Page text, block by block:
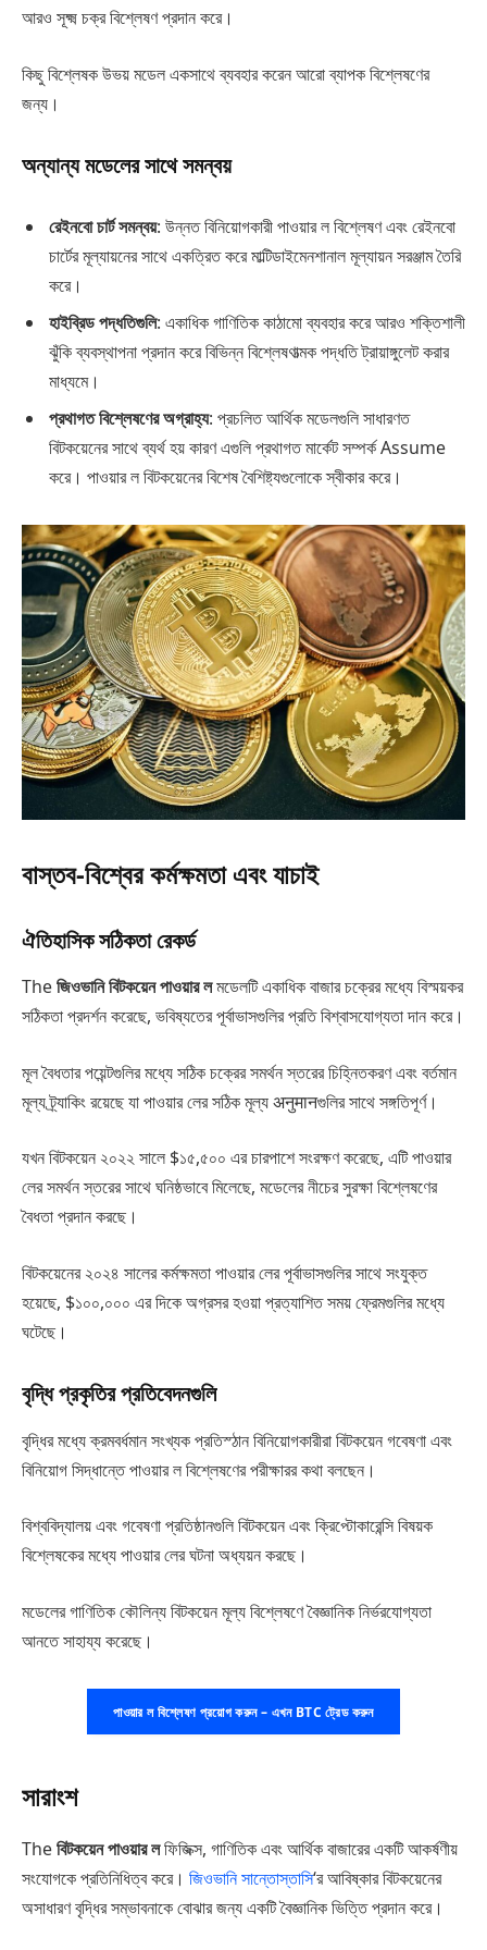
আরও সূক্ষ্ম চক্র বিশ্লেষণ প্রদান করে।
কিছু বিশ্লেষক উভয় মডেল একসাথে ব্যবহার করেন আরো ব্যাপক বিশ্লেষণের
জন্য।
অন্যান্য মডেলের সাথে সমন্বয়
রেইনবো চার্ট সমন্বয়: উন্নত বিনিয়োগকারী পাওয়ার ল বিশ্লেষণ এবং রেইনবো
চার্টের মূল্যায়নের সাথে একত্রিত করে মাল্টিডাইমেনশানাল মূল্যায়ন সরঞ্জাম তৈরি
করে।
হাইব্রিড পদ্ধতিগুলি: একাধিক গাণিতিক কাঠামো ব্যবহার করে আরও শক্তিশালী
ঝুঁকি ব্যবস্থাপনা প্রদান করে বিভিন্ন বিশ্লেষণাত্মক পদ্ধতি ট্রায়াঙ্গুলেট করার
মাধ্যমে।
প্রথাগত বিশ্লেষণের অগ্রাহ্য: প্রচলিত আর্থিক মডেলগুলি সাধারণত
বিটকয়েনের সাথে ব্যর্থ হয় কারণ এগুলি প্রথাগত মার্কেট সম্পর্ক Assume
করে। পাওয়ার ল বিটকয়েনের বিশেষ বৈশিষ্ট্যগুলোকে স্বীকার করে।
বাস্তব-বিশ্বের কর্মক্ষমতা এবং যাচাই
ঐতিহাসিক সঠিকতা রেকর্ড
Theজিওভানি বিটকয়েন পাওয়ার লমডেলটি একাধিক বাজার চক্রের মধ্যে বিস্ময়কর
সঠিকতা প্রদর্শন করেছে, ভবিষ্যতের পূর্বাভাসগুলির প্রতি বিশ্বাসযোগ্যতা দান করে।
মূল বৈধতার পয়েন্টগুলির মধ্যে সঠিক চক্রের সমর্থন স্তরের চিহ্নিতকরণ এবং বর্তমান
মূল্য ট্র্যাকিং রয়েছে যা পাওয়ার লের সঠিক মূল্য अनुमानগুলির সাথে সঙ্গতিপূর্ণ।
যখন বিটকয়েন ২০২২ সালে $১৫,৫০০ এর চারপাশে সংরক্ষণ করেছে, এটি পাওয়ার
লের সমর্থন স্তরের সাথে ঘনিষ্ঠভাবে মিলেছে, মডেলের নীচের সুরক্ষা বিশ্লেষণের
বৈধতা প্রদান করছে।
বিটকয়েনের ২০২৪ সালের কর্মক্ষমতা পাওয়ার লের পূর্বাভাসগুলির সাথে সংযুক্ত
হয়েছে, $১০০,০০০ এর দিকে অগ্রসর হওয়া প্রত্যাশিত সময় ফ্রেমগুলির মধ্যে
ঘটেছে।
বৃদ্ধি প্রকৃতির প্রতিবেদনগুলি
বৃদ্ধির মধ্যে ক্রমবর্ধমান সংখ্যক প্রতিস্ঠান বিনিয়োগকারীরা বিটকয়েন গবেষণা এবং
বিনিয়োগ সিদ্ধান্তে পাওয়ার ল বিশ্লেষণের পরীক্ষারর কথা বলছেন।
বিশ্ববিদ্যালয় এবং গবেষণা প্রতিষ্ঠানগুলি বিটকয়েন এবং ক্রিপ্টোকারেন্সি বিষয়ক
বিশ্লেষকের মধ্যে পাওয়ার লের ঘটনা অধ্যয়ন করছে।
মডেলের গাণিতিক কৌলিন্য বিটকয়েন মূল্য বিশ্লেষণে বৈজ্ঞানিক নির্ভরযোগ্যতা
আনতে সাহায্য করেছে।
পাওয়ার ল বিশ্লেষণ প্রয়োগ করুন – এখন BTC ট্রেড করুন
সারাংশ
Theবিটকয়েন পাওয়ার লফিজিক্স, গাণিতিক এবং আর্থিক বাজারের একটি আকর্ষণীয়
সংযোগকে প্রতিনিধিত্ব করে। জিওভানি সান্তোস্তাসি‘র আবিষ্কার বিটকয়েনের
অসাধারণ বৃদ্ধির সম্ভাবনাকে বোঝার জন্য একটি বৈজ্ঞানিক ভিত্তি প্রদান করে।